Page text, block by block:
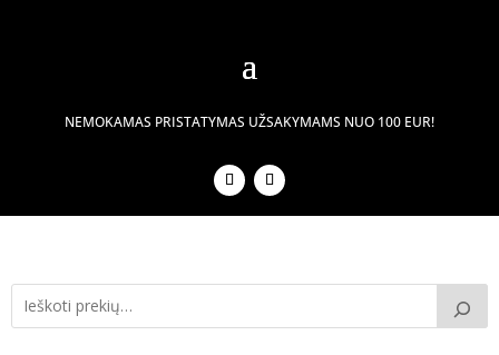
NEMOKAMAS PRISTATYMAS UŽSAKYMAMS NUO 100 EUR!